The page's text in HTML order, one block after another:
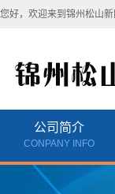
您好，欢迎来到锦州松山
公司简介
CONPANY INFO